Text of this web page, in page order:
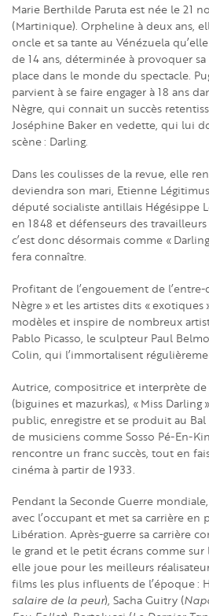
Marie Berthilde Paruta est née le 21
(Martinique). Orpheline à deux ans,
oncle et sa tante au Vénézuela
de 14 ans, déterminée à provoquer
place dans le monde du spectacle.
parvient à se faire engager à 18 ans
Nègre, qui connait un succès
Joséphine Baker en vedette, qui lui
scène : Darling.
Dans les coulisses de la revue, elle
deviendra son mari, Etienne
député socialiste antillais Hégésippe
en 1848 et défenseurs des
c’est donc désormais comme «
fera connaître.
Profitant de l’engouement de
Nègre » et les artistes dits «
modèles et inspire de nombreux
Pablo Picasso, le sculpteur Paul
Colin, qui l’immortalisent
Autrice, compositrice et interprète de
(biguines et mazurkas), « Miss
public, enregistre et se produit au Bal
de musiciens comme Sosso Pé-En-
rencontre un franc succès, tout en
cinéma à partir de 1933.
Pendant la Seconde Guerre
avec l’occupant et met sa carrière en
Libération. Après-guerre sa carrière
le grand et le petit écrans comme sur
elle joue pour les meilleurs
films les plus influents de l’époque :
salaire de la peur), Sacha Guitry (